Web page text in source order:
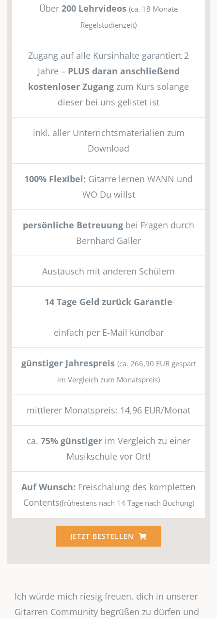
Über 200 Lehrvideos (ca. 18 Monate
Regelstudienzeit)
Zugang auf alle Kursinhalte garantiert 2
Jahre – PLUS daran anschließend
kostenloser Zugang zum Kurs solange
dieser bei uns gelistet ist
inkl. aller Unterrichtsmaterialien zum
Download
100% Flexibel: Gitarre lernen WANN und
WO Du willst
persönliche Betreuung bei Fragen durch
Bernhard Galler
Austausch mit anderen Schülern
14 Tage Geld zurück Garantie
einfach per E-Mail kündbar
günstiger Jahrespreis (ca. 266,90 EUR gespart
im Vergleich zum Monatspreis)
mittlerer Monatspreis: 14,96 EUR/Monat
ca. 75% günstiger im Vergleich zu einer
Musikschule vor Ort!
Auf Wunsch: Freischalung des kompletten
Contents(frühestens nach 14 Tage nach Buchung)
JETZT BESTELLEN
Ich würde mich riesig freuen, dich in unserer
Gitarren Community begrüßen zu dürfen und